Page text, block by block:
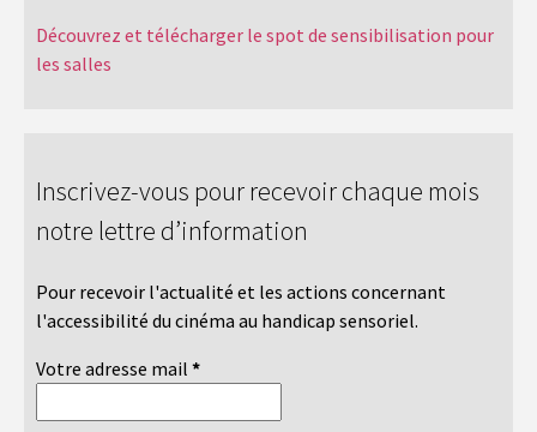
Découvrez et télécharger le spot de sensibilisation pour
les salles
Inscrivez-vous pour recevoir chaque mois
notre lettre d’information
Pour recevoir l'actualité et les actions concernant
l'accessibilité du cinéma au handicap sensoriel.
Votre adresse mail *